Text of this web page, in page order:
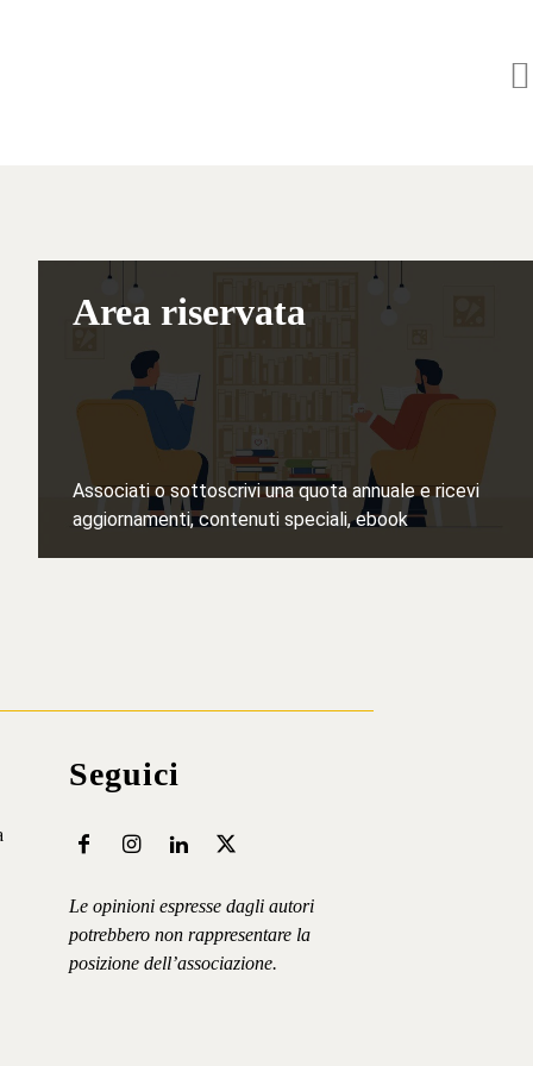
Area riservata
Associati o sottoscrivi una quota annuale e ricevi
aggiornamenti, contenuti speciali, ebook
Seguici
Le opinioni espresse dagli autori
potrebbero non rappresentare la
posizione dell’associazione.